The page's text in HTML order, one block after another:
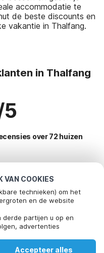
VAN COOKIES
technieken) om het
en de website
derde partijen u op en
advertenties
Accepteer alles
accommodatie te
de beste discounts en
vakantie in Thalfang.
in Thalfang
over 72 huizen
voor
voor vakantie
in Thalfang